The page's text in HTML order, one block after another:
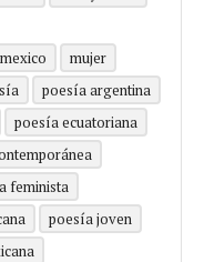
mexico
mujer
poesía argentina
poesía ecuatoriana
feminista
poesía joven